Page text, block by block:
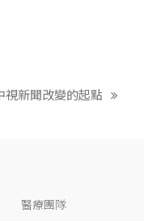
視新聞改變的起點
醫療團隊